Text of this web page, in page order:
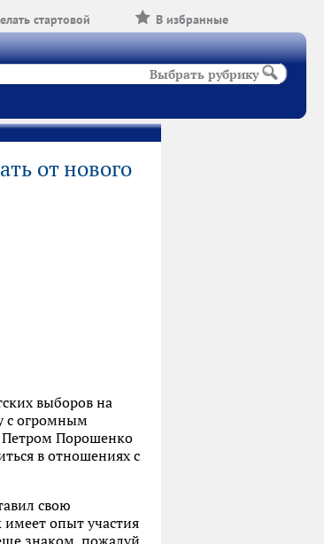
В избранные
стартовой
Выбрать рубрику
от нового
выборов на
с огромным
Петром Порошенко
в отношениях с
свою
опыт участия
знаком, пожалуй,